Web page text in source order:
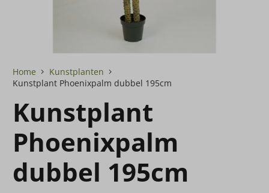
Home
Kunstplanten
Kunstplant Phoenixpalm dubbel 195cm
Kunstplant
Phoenixpalm
dubbel 195cm